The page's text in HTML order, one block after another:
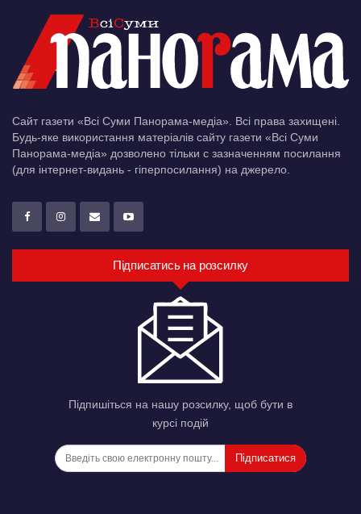
Сайт газети «Всі Суми Панорама-медіа». Всі права захищені.
Будь-яке використання матеріалів сайту газети «Всі Суми
Панорама-медіа» дозволено тільки c зазначенням посилання
(для інтернет-видань - гіперпосилання) на джерело.
Підписатись на розсилку
Підпишіться на нашу розсилку, щоб бути в
курсі подій
Підписатися